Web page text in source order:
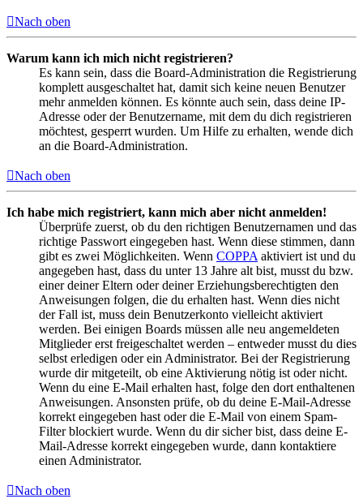
Nach oben
Warum kann ich mich nicht registrieren?
Es kann sein, dass die Board-Administration die Registrierung
komplett ausgeschaltet hat, damit sich keine neuen Benutzer
mehr anmelden können. Es könnte auch sein, dass deine IP-
Adresse oder der Benutzername, mit dem du dich registrieren
möchtest, gesperrt wurden. Um Hilfe zu erhalten, wende dich
an die Board-Administration.
Nach oben
Ich habe mich registriert, kann mich aber nicht anmelden!
Überprüfe zuerst, ob du den richtigen Benutzernamen und das
richtige Passwort eingegeben hast. Wenn diese stimmen, dann
gibt es zwei Möglichkeiten. Wenn COPPA aktiviert ist und du
angegeben hast, dass du unter 13 Jahre alt bist, musst du bzw.
einer deiner Eltern oder deiner Erziehungsberechtigten den
Anweisungen folgen, die du erhalten hast. Wenn dies nicht
der Fall ist, muss dein Benutzerkonto vielleicht aktiviert
werden. Bei einigen Boards müssen alle neu angemeldeten
Mitglieder erst freigeschaltet werden – entweder musst du dies
selbst erledigen oder ein Administrator. Bei der Registrierung
wurde dir mitgeteilt, ob eine Aktivierung nötig ist oder nicht.
Wenn du eine E-Mail erhalten hast, folge den dort enthaltenen
Anweisungen. Ansonsten prüfe, ob du deine E-Mail-Adresse
korrekt eingegeben hast oder die E-Mail von einem Spam-
Filter blockiert wurde. Wenn du dir sicher bist, dass deine E-
Mail-Adresse korrekt eingegeben wurde, dann kontaktiere
einen Administrator.
Nach oben